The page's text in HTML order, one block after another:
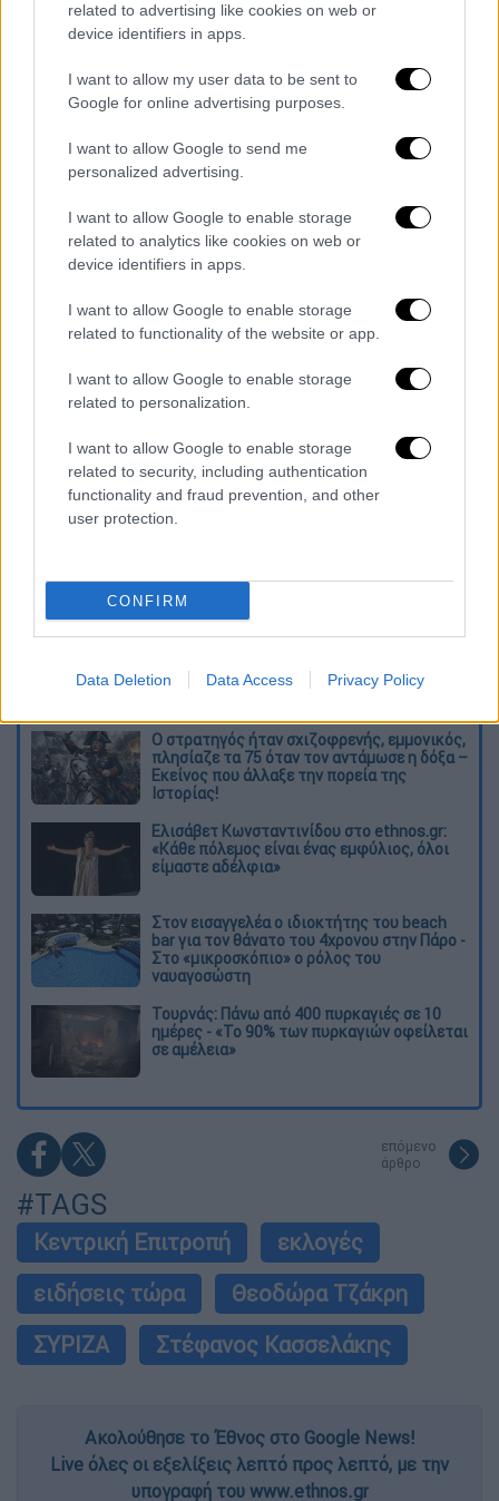
related to advertising like cookies on web or
device identifiers in apps.
I want to allow my user data to be sent to
Google for online advertising purposes.
I want to allow Google to send me
personalized advertising.
I want to allow Google to enable storage
related to analytics like cookies on web or
device identifiers in apps.
I want to allow Google to enable storage
related to functionality of the website or app.
I want to allow Google to enable storage
related to personalization.
I want to allow Google to enable storage
related to security, including authentication
functionality and fraud prevention, and other
user protection.
CONFIRM
Data Deletion Data Access Privacy Policy
ΕΘΝΟΣ θα παρεμβαίνει και τα προσβλητικά σχόλια θα
Διαβάστε ακόμη
O στρατηγός ήταν σχιζοφρενής, εμμονικός,
πλησίαζε τα 75 όταν τον αντάμωσε η δόξα –
Εκείνος που άλλαξε την πορεία της
Ιστορίας!
Ελισάβετ Κωνσταντινίδου στο ethnos.gr:
«Κάθε πόλεμος είναι ένας εμφύλιος, όλοι
είμαστε αδέλφια»
Στον εισαγγελέα ο ιδιοκτήτης του beach
bar για τον θάνατο του 4χρονου στην Πάρο -
Στο «μικροσκόπιο» ο ρόλος του
ναυαγοσώστη
Τουρνάς: Πάνω από 400 πυρκαγιές σε 10
ημέρες - «Το 90% των πυρκαγιών οφείλεται
σε αμέλεια»
επόμενο
άρθρο
#TAGS
Κεντρική Επιτροπή
εκλογές
ειδήσεις τώρα
Θεοδώρα Τζάκρη
ΣΥΡΙΖΑ
Στέφανος Κασσελάκης
Ακολούθησε το Έθνος στο Google News!
Live όλες οι εξελίξεις λεπτό προς λεπτό, με την
υπογραφή του www.ethnos.gr